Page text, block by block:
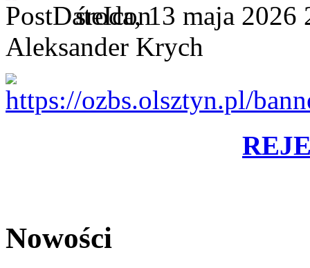
środa, 13 maja
Aleksander Krych
Nowości